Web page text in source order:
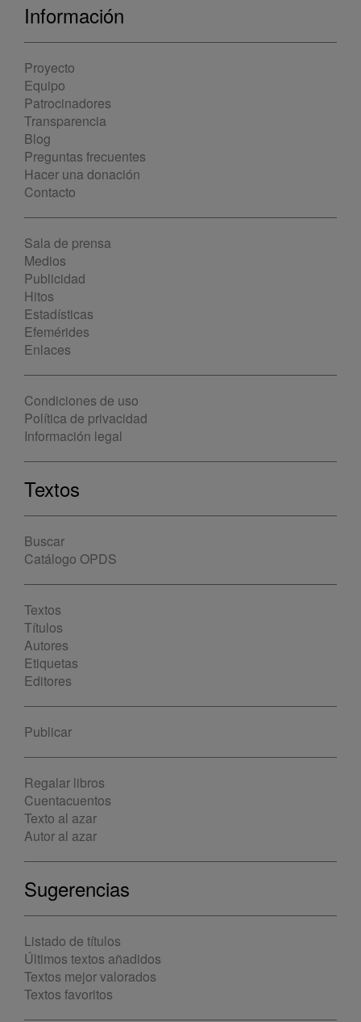
Información
Proyecto
Equipo
Patrocinadores
Transparencia
Blog
Preguntas frecuentes
Hacer una donación
Contacto
Sala de prensa
Medios
Publicidad
Hitos
Estadísticas
Efemérides
Enlaces
Condiciones de uso
Política de privacidad
Información legal
Textos
Buscar
Catálogo OPDS
Textos
Títulos
Autores
Etiquetas
Editores
Publicar
Regalar libros
Cuentacuentos
Texto al azar
Autor al azar
Sugerencias
Listado de títulos
Últimos textos añadidos
Textos mejor valorados
Textos favoritos